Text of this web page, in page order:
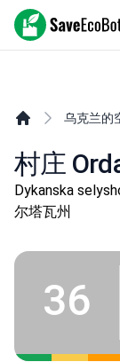
SaveEcoBot
乌克兰的
村庄
Dykanska
尔塔瓦州
36